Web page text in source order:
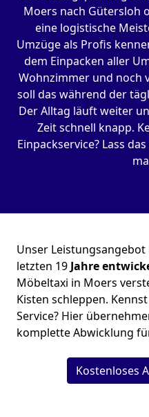
Moers nach Gütersloh
eine logistische
Umzüge als Profis
dem Einpacken aller
Wohnzimmer und noch
soll das während der
Der Alltag läuft weiter
Zeit schnell knapp.
Einpackservice? Lass
Unser
letzten 19 Jahre
Möbeltaxi in Moers
Kisten schleppen.
Service? Hier
komplette Abwicklung
Kostenloses